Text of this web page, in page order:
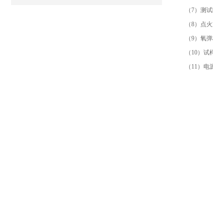
（7）测
（8）点
（9）氧
（10）
（11）